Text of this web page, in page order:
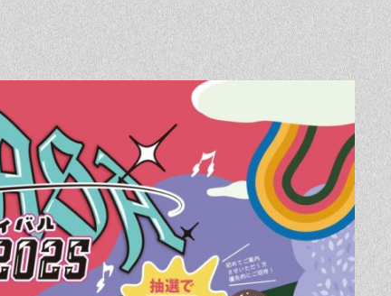
Event Contact